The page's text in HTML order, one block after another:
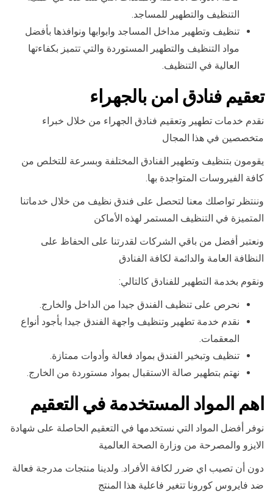
التنظيف والتطهير للمساجد.
تنظيف وتطهير مداخل المساجد وابوابها ونوافذها بأفضل
مواد التنظيف والتطهير المستوردة والتي تتميز بكفاءتها
العالية في التنظيف.
تعقيم فنادق امن بالجهراء
نقدم خدمات تطهير وتعقيم فنادق الجهراء من خلال خبراء
متخصصين في هذا المجال
يقومون بتنظيف وتطهير الفنادق المختلفة وبسرعة للتخلص من
كافة الفيروسات المتواجدة بها.
وننتظر تواصلك معنا لتحصل على فندق نظيف من خلال خدماتنا
المتميزة في التنظيف المستمر لهذه الأماكن
ونعتبر أفضل من باقي الشركات لقدرتنا على الحفاظ على
النظافة العامة والدائمة لكافة الفنادق
ونقوم بخدمة التطهير للفنادق كالتالي:
نحرص على تنظيف الفندق جيدا من الداخل والخارج.
نقدم خدمة تطهير وتنظيف واجهة الفندق جيدا بأجود أنواع
المعقمات.
تنظيف وتبخير الفندق بمواد فعالة وأدوات ممتازة.
نهتم بتطهير صالة الاستقبال بمواد مستوردة من الخارج.
اهم المواد المستخدمة في التعقيم
نوفر أفضل المواد التي نستخدمها في التعقيم الحاصلة على شهادة
الايزو والمصرحة من وزارة الصحة العالمية
دون أن تصيب اي ضرر لكافة الأفراد. ولدينا منتجات مدرجة فعالة
ضد فايروس كورونا تتغير فاعلية هذا المنتج